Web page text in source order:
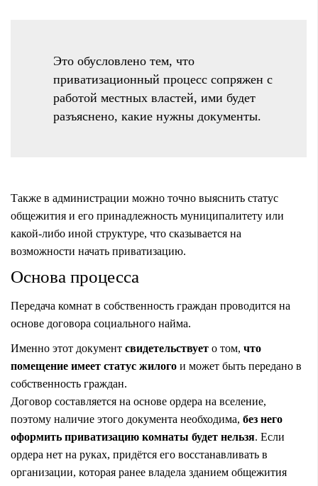
Это обусловлено тем, что
приватизационный процесс сопряжен с
работой местных властей, ими будет
разъяснено, какие нужны документы.
Также в администрации можно точно выяснить статус
общежития и его принадлежность муниципалитету или
какой-либо иной структуре, что сказывается на
возможности начать приватизацию.
Основа процесса
Передача комнат в собственность граждан проводится на
основе договора социального найма.
Именно этот документ свидетельствует о том, что
помещение имеет статус жилого и может быть передано в
собственность граждан.
Договор составляется на основе ордера на вселение,
поэтому наличие этого документа необходима, без него
оформить приватизацию комнаты будет нельзя. Если
ордера нет на руках, придётся его восстанавливать в
организации, которая ранее владела зданием общежития